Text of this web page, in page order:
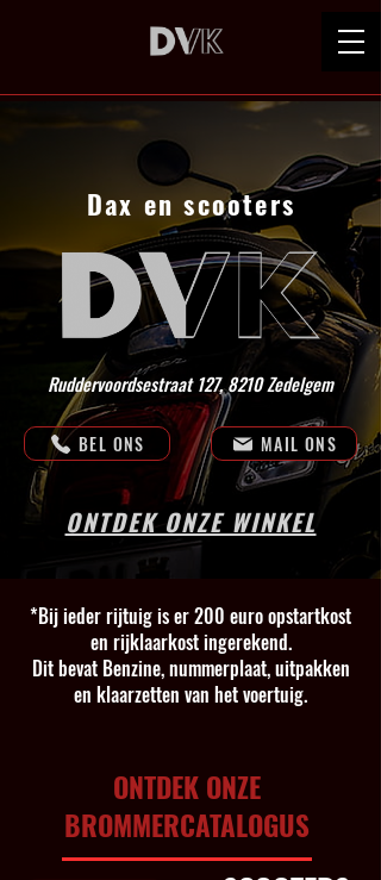
Dax en scooters
Ruddervoordsestraat 127, 8210 Zedelgem
BEL ONS MAIL ONS
ONTDEK ONZE WINKEL
*Bij ieder rijtuig is er 200 euro opstartkost
en rijklaarkost ingerekend.
Dit bevat Benzine, nummerplaat, uitpakken
en klaarzetten van het voertuig.
ONTDEK ONZE
BROMMERCATALOGUS